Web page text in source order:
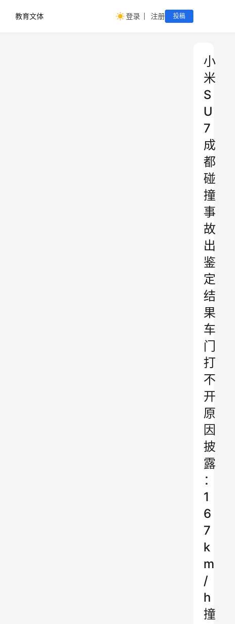
教育文体 登录 注册 投稿
小
米
S
U
7
成
都
碰
撞
事
故
出
鉴
定
结
果
车
门
打
不
开
原
因
披
露
：
1
6
7
k
m
/
h
撞